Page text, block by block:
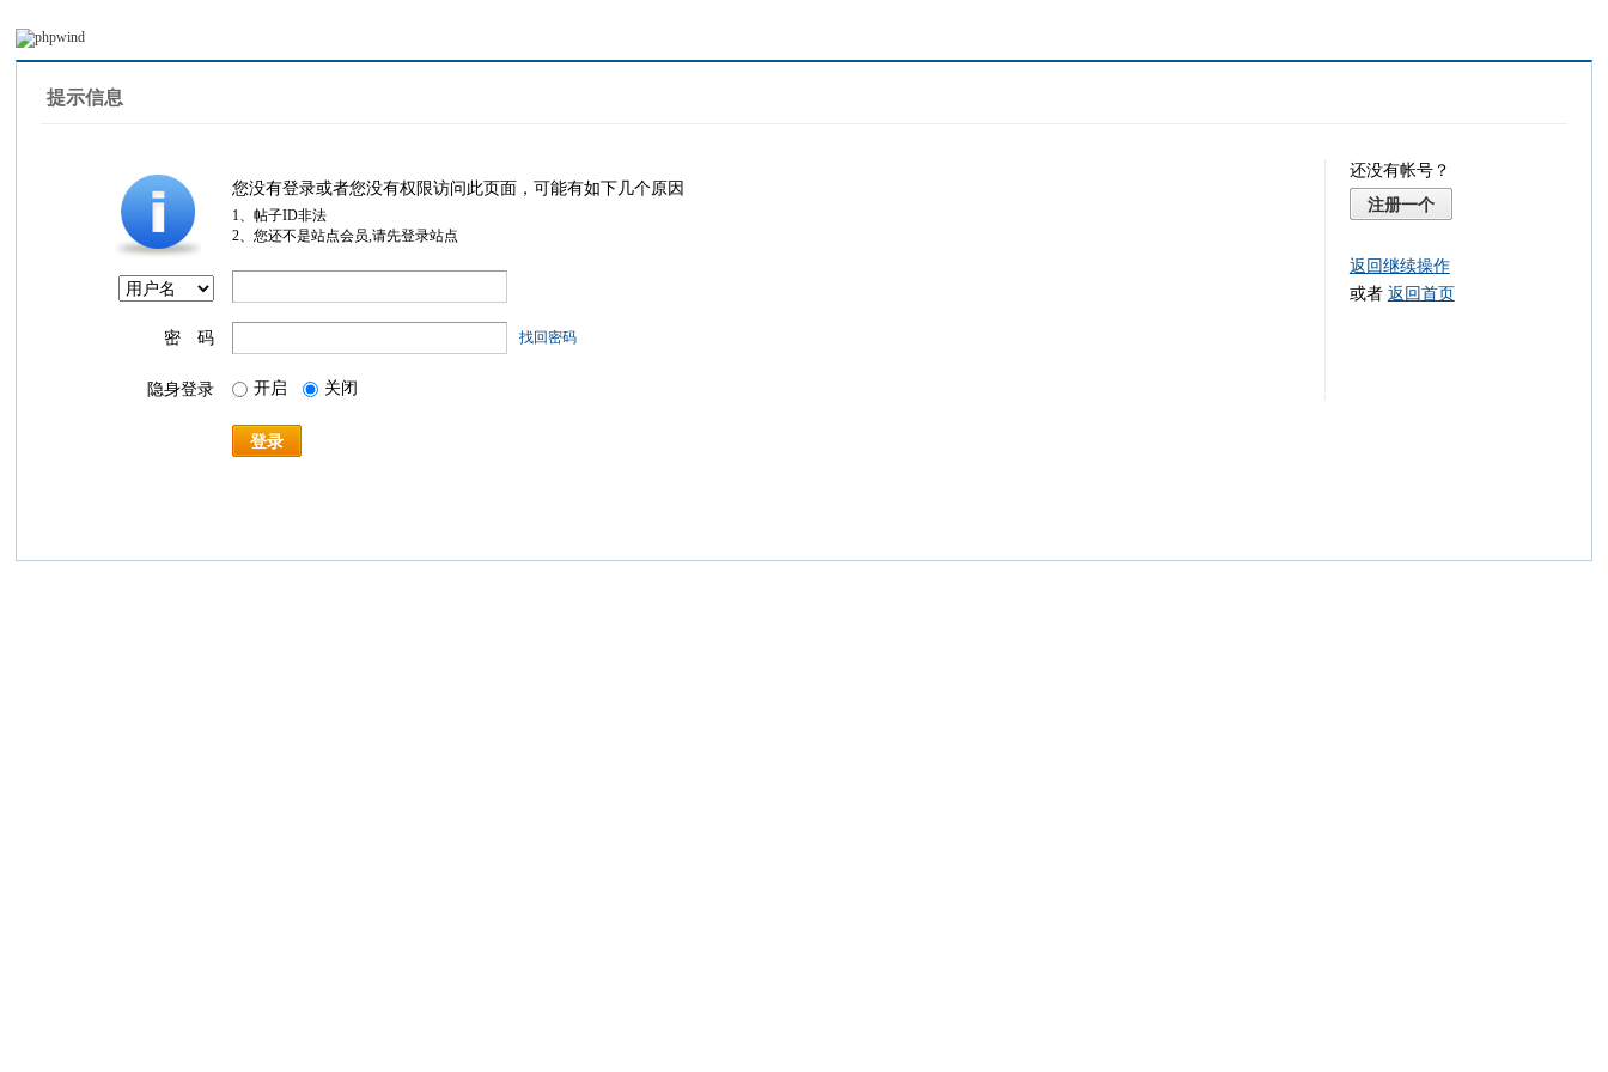
提示信息
您没有登录或者您没有权限访问此页面，可能有如下几个原因
1、帖子ID非法
2、您还不是站点会员,请先登录站点
密 码 找回密码
隐身登录 开启 关闭
登录
还没有帐号？
注册一个
返回继续操作
或者 返回首页